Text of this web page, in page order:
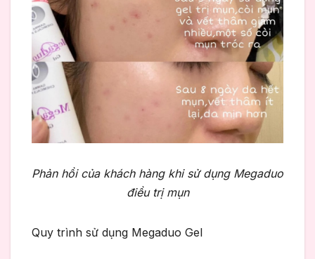
Phản hồi của khách hàng khi sử dụng Megaduo
điều trị mụn
Quy trình sử dụng Megaduo Gel